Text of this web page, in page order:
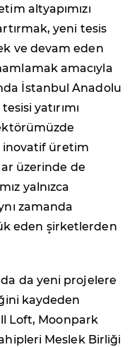
altyapımızı
yeni tesis
ve devam eden
amacıyla
İstanbul Anadolu
yatırımı
inovatif üretim
üzerinde de
yalnızca
zamanda
eden şirketlerden
da yeni projelere
kaydeden
Loft, Moonpark
Meslek Birliği